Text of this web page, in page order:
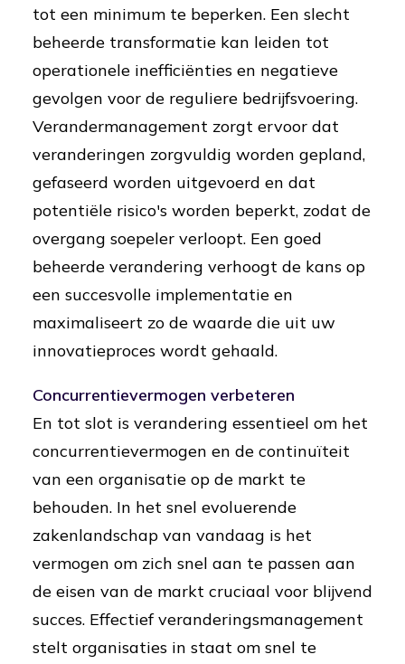
tot een minimum te beperken. Een slecht
beheerde transformatie kan leiden tot
operationele inefficiënties en negatieve
gevolgen voor de reguliere bedrijfsvoering.
Verandermanagement zorgt ervoor dat
veranderingen zorgvuldig worden gepland,
gefaseerd worden uitgevoerd en dat
potentiële risico's worden beperkt, zodat de
overgang soepeler verloopt. Een goed
beheerde verandering verhoogt de kans op
een succesvolle implementatie en
maximaliseert zo de waarde die uit uw
innovatieproces wordt gehaald.
Concurrentievermogen verbeteren
En tot slot is verandering essentieel om het
concurrentievermogen en de continuïteit
van een organisatie op de markt te
behouden. In het snel evoluerende
zakenlandschap van vandaag is het
vermogen om zich snel aan te passen aan
de eisen van de markt cruciaal voor blijvend
succes. Effectief veranderingsmanagement
stelt organisaties in staat om snel te